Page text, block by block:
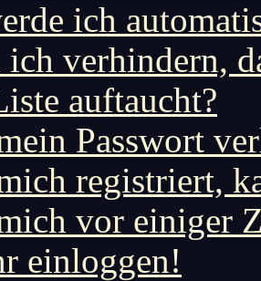
ich
verhindern,
auftaucht?
Passwort
registriert,
vor einiger
einloggen!